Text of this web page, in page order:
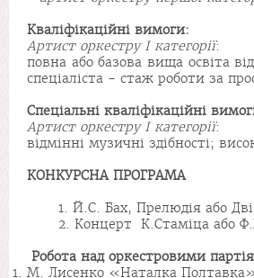
Кваліфікаційні вимоги:
Артист оркестру I категорії:
повна або базова вища освіта
спеціаліста - стаж роботи за
Спеціальні кваліфікаційні
Артист оркестру I категорії:
відмінні музичні здібності;
КОНКУРСНА ПРОГРАМА
1. Й.С. Бах, Прелюдія або Дві
2. Концерт К.Стаміца або
Робота над оркестровими
М. Лисенко «Наталка